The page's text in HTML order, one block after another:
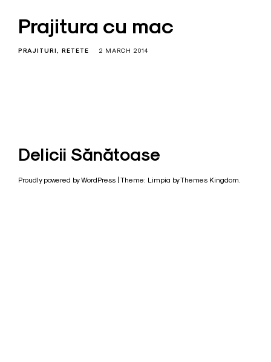
Prajitura cu mac
PRAJITURI RETETE 2 MARCH 2014
Delicii Sănătoase
Proudly powered by WordPress | Theme: Limpia byThemes Kingdom